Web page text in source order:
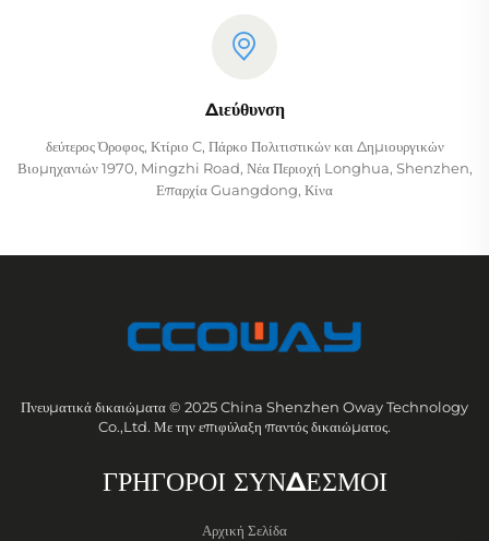
Διεύθυνση
δεύτερος Όροφος, Κτίριο C, Πάρκο Πολιτιστικών και Δημιουργικών
Βιομηχανιών 1970, Mingzhi Road, Νέα Περιοχή Longhua, Shenzhen,
Επαρχία Guangdong, Κίνα
Πνευματικά δικαιώματα © 2025 China Shenzhen Oway Technology
Co.,Ltd. Με την επιφύλαξη παντός δικαιώματος.
ΓΡΗΓΟΡΟΙ ΣΥΝΔΕΣΜΟΙ
Αρχική Σελίδα